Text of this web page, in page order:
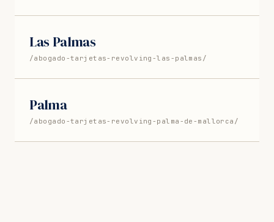
Las Palmas
/abogado-tarjetas-revolving-las-palmas/
Palma
/abogado-tarjetas-revolving-palma-de-mallorca/